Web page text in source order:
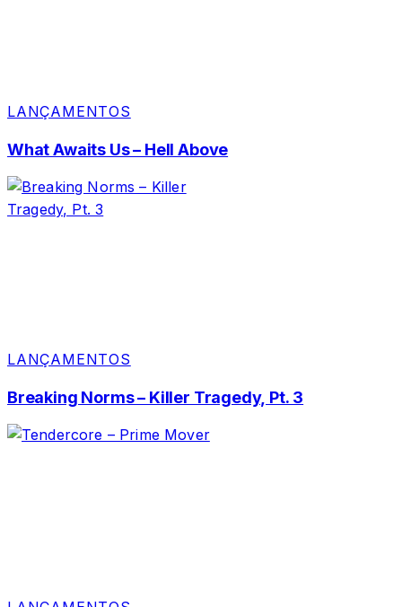
LANÇAMENTOS
What Awaits Us – Hell Above
LANÇAMENTOS
Breaking Norms – Killer Tragedy, Pt. 3